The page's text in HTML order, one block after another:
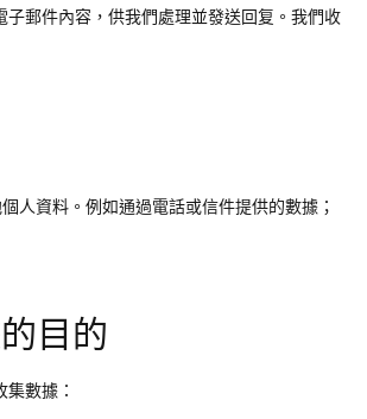
子郵件內容，供我們處理並發送回复。我們收
人資料。例如通過電話或信件提供的數據；
目的
數據：